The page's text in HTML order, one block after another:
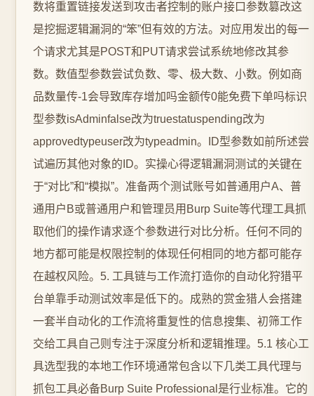
数将重置链接发送到攻击者控制的账户接口参数篡改这
是挖掘逻辑漏洞的“笨”但有效的方法。对应用发出的每一
个请求尤其是POST和PUT请求尝试系统地修改其参
数。数值型参数尝试负数、零、极大数、小数。例如商
品数量传-1会导致库存增加吗金额传0能免费下单吗标识
型参数isAdminfalse改为truestatuspending改为
approvedtypeuser改为typeadmin。ID型参数如前所述尝
试遍历其他对象的ID。实操心得逻辑漏洞测试的关键在
于“对比”和“模拟”。准备两个测试账号如普通用户A、普
通用户B或普通用户和管理员用Burp Suite等代理工具抓
取他们的操作请求逐个参数进行对比分析。任何不同的
地方都可能是权限控制的体现任何相同的地方都可能存
在越权风险。5. 工具链与工作流打造你的自动化狩猎平
台单靠手动测试效率是低下的。成熟的赏金猎人会搭建
一套半自动化的工作流将重复性的信息搜集、初筛工作
交给工具自己则专注于深度分析和逻辑推理。5.1 核心工
具选型我的本地工作环境通常包含以下几类工具代理与
抓包工具必备Burp Suite Professional是行业标准。它的